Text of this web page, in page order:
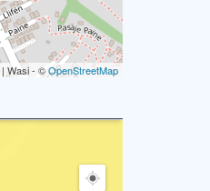
| Wasi - ©OpenStreetMap